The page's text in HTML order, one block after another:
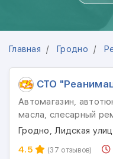
Главная Гродно
СТО
Автомагазин,
масла, слесарный
Гродно, Лидская
4.5
(37 отзывов)